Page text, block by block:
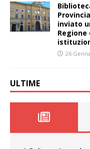
inviato
26
ULTIME